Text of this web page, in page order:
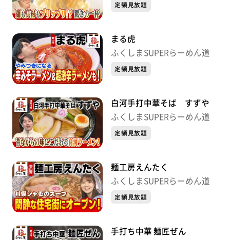
定額見放題
まる虎
ふくしまSUPERらーめん道
定額見放題
白河手打中華そば すずや
ふくしまSUPERらーめん道
定額見放題
麺工房えんたく
ふくしまSUPERらーめん道
定額見放題
手打ち中華 麺匠ぜん